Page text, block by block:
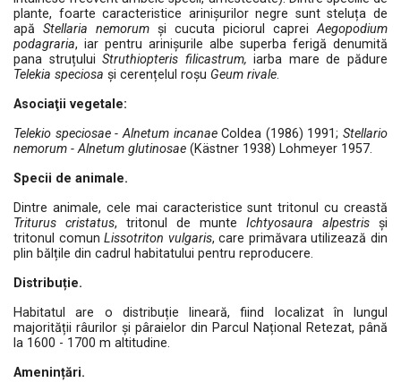
plante, foarte caracteristice arinișurilor negre sunt steluța de
apă Stellaria nemorum și cucuta piciorul capreiAegopodium
podagraria, iar pentru arinișurile albe superba ferigă denumită
pana struțuluiStruthiopteris filicastrum,iarba mare de pădure
Telekia speciosa și cerențelul roșu Geum rivale.
Asociaţii vegetale:
Telekio speciosae - Alnetum incanaeColdea (1986) 1991; Stellario
nemorum - Alnetum glutinosae (Kästner 1938) Lohmeyer 1957.
Specii de animale.
Dintre animale, cele mai caracteristice sunt tritonul cu creastă
Triturus cristatus, tritonul de munte Ichtyosaura alpestris și
tritonul comunLissotriton vulgaris, care primăvara utilizează din
plin bălțile din cadrul habitatului pentru reproducere.
Distribuție.
Habitatul are o distribuție lineară, fiind localizat în lungul
majorității râurilor și pâraielor din Parcul Național Retezat, până
la 1600 - 1700 m altitudine.
Amenințări.